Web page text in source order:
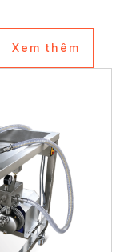
Xem thêm